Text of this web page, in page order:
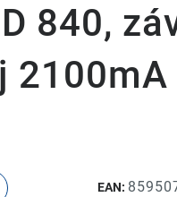
840,
2100mA
EAN: